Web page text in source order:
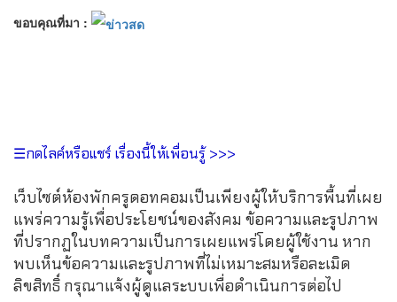
ขอบคุณที่มา :
☰กดไลค์หรือแชร์ เรื่องนี้ให้เพื่อนรู้ >>>
เว็บไซต์ห้องพักครูดอทคอมเป็นเพียงผู้ให้บริการพื้นที่เผย
แพร่ความรู้เพื่อประโยชน์ของสังคม ข้อความและรูปภาพ
ที่ปรากฏในบทความเป็นการเผยแพร่โดยผู้ใช้งาน หาก
พบเห็นข้อความและรูปภาพที่ไม่เหมาะสมหรือละเมิด
ลิขสิทธิ์ กรุณาแจ้งผู้ดูแลระบบเพื่อดำเนินการต่อไป